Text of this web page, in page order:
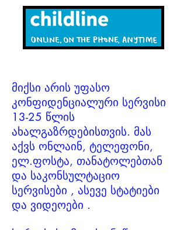
მიქსი არის უფასო
კონფიდენციალური სერვისი
13-25 წლის
ახალგაზრდებისთვის. მას
აქვს ონლაინ, ტელეფონი,
ელ.ფოსტა, თანატოლებთან
და საკონსულტაციო
სერვისები , ასევე სტატიები
და ვიდეოები .